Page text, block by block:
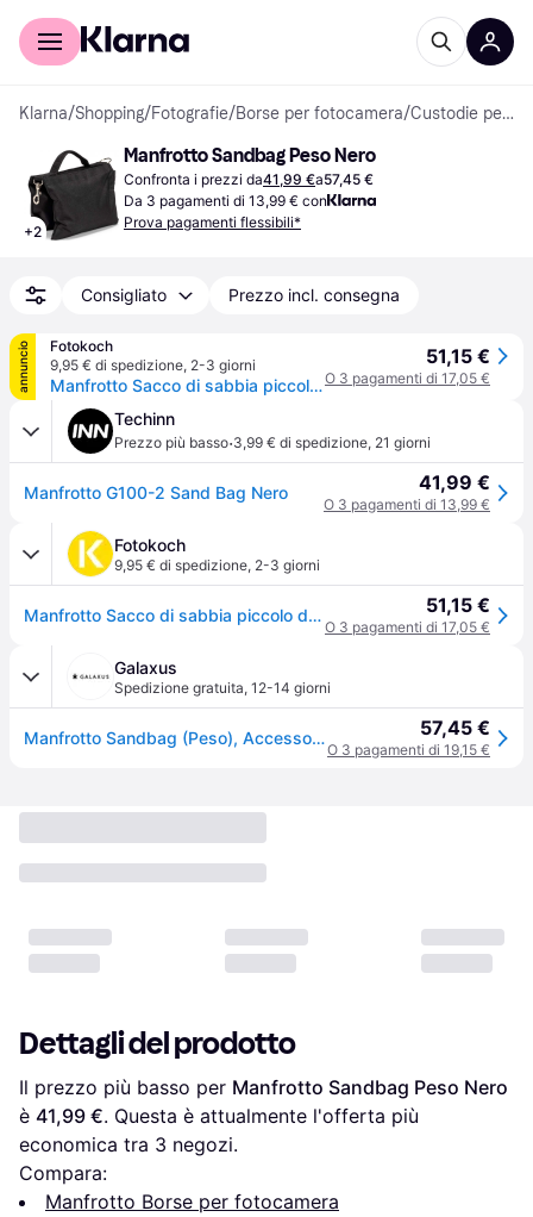
Per il tuo shopping
Klarna/Shopping/Fotografie/Borse per fotocamera/ Custodie per Trasporto e Borse Portaoggetti
+2
Manfrotto Sandbag Peso Nero
Confronta i prezzi da41,99 €a57,45 €
Da 3 pagamenti di 13,99 € con
Prova pagamenti flessibili*
Consigliato Prezzo incl. consegna
annuncio
Fotokoch
9,95 € di spedizione, 2-3 giorni
Manfrotto Sacco di sabbia piccolo da 6 kg
51,15 €
O 3 pagamenti di 17,05 €
Techinn
Prezzo più basso·3,99 € di spedizione, 21 giorni
Manfrotto G100-2 Sand Bag Nero 41,99 €
O 3 pagamenti di 13,99 €
Fotokoch
9,95 € di spedizione, 2-3 giorni
Manfrotto Sacco di sabbia piccolo da 6 kg 51,15 €
O 3 pagamenti di 17,05 €
Galaxus
Spedizione gratuita, 12-14 giorni
Manfrotto Sandbag (Peso), Accessori per treppiedi, Nero 57,45 €
O 3 pagamenti di 19,15 €
Dettagli del prodotto
Il prezzo più basso per Manfrotto Sandbag Peso Nero
è 41,99 €. Questa è attualmente l'offerta più
economica tra 3 negozi.
Compara:
Manfrotto Borse per fotocamera